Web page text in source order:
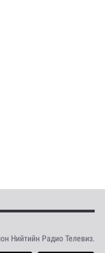
Нийтийн Радио Телевиз.